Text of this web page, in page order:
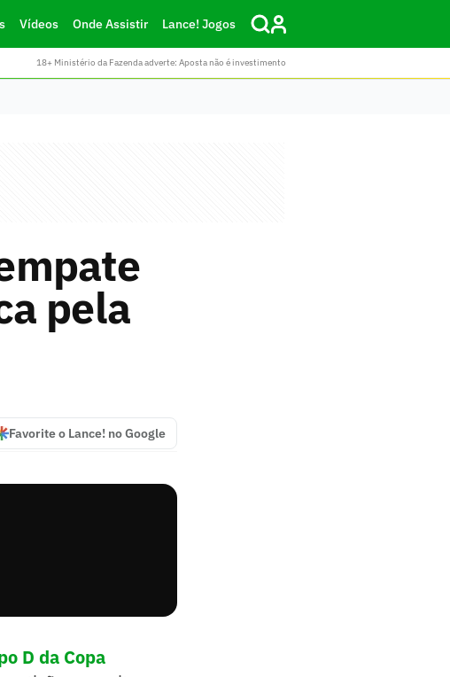
Vídeos Onde Assistir Lance! Jogos
18+ Ministério da Fazenda adverte: Aposta não é investimento
pela
Favorite o Lance! no Google
D da Copa